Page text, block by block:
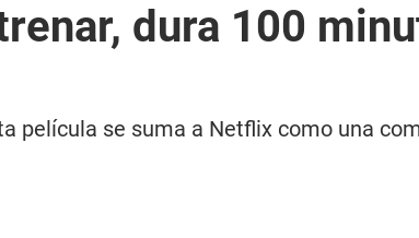
dura 100
película se suma a Netflix como una